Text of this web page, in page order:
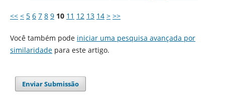
<< < 5 6 7 8 9 10 11 12 13 14 > >>
Você também pode iniciar uma pesquisa avançada por
similaridadepara este artigo.
Enviar Submissão